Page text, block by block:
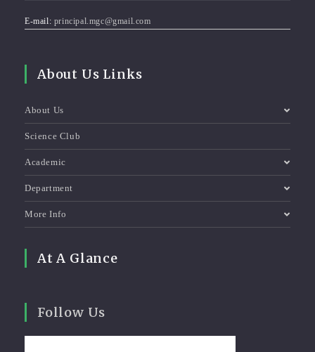
E-mail: principal.mgc@gmail.com
About Us Links
About Us
Science Club
Academic
Department
More Info
At A Glance
Follow Us